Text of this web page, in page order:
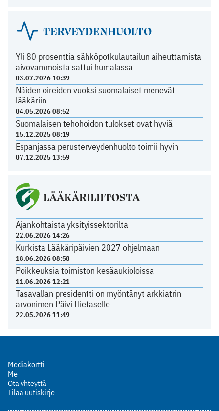
TERVEYDENHUOLTO
Yli 80 prosenttia sähköpotkulautailun aiheuttamista
aivovammoista sattui humalassa
03.07.2026 10:39
Näiden oireiden vuoksi suomalaiset menevät
lääkäriin
04.05.2026 08:52
Suomalaisen tehohoidon tulokset ovat hyviä
15.12.2025 08:19
Espanjassa perusterveydenhuolto toimii hyvin
07.12.2025 13:59
LÄÄKÄRILIITOSTA
Ajankohtaista yksityissektorilta
22.06.2026 14:26
Kurkista Lääkäripäivien 2027 ohjelmaan
18.06.2026 08:58
Poikkeuksia toimiston kesäaukioloissa
11.06.2026 12:21
Tasavallan presidentti on myöntänyt arkkiatrin
arvonimen Päivi Hietaselle
22.05.2026 11:49
Mediakortti
Me
Ota yhteyttä
Tilaa uutiskirje